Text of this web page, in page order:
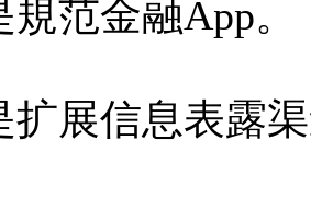
規范金融App。
扩展信息表露